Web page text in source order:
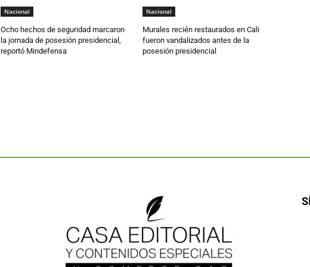
Nacional
Ocho hechos de seguridad marcaron
la jornada de posesión presidencial,
reportó Mindefensa
Nacional
Murales recién restaurados en Cali
fueron vandalizados antes de la
posesión presidencial